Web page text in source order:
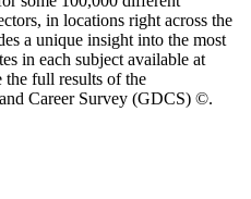
in locations right across the
a unique insight into the most
in each subject available at
the full results of the
Career Survey (GDCS) ©.